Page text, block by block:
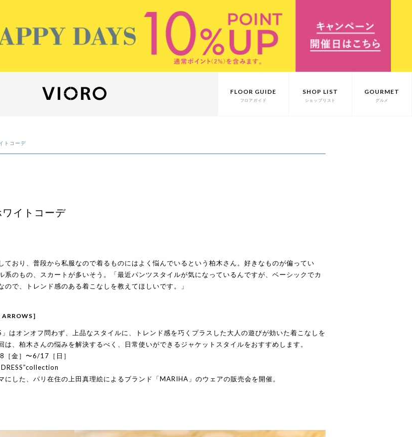
FLOOR GUIDE
フロアガイド
SHOP LIST
ショップリスト
GOURMET
グルメ
トコーデ
イトコーデ
ており、普段から私服なので着るものにはよく悩んでいるという柏木さん。好きなものが偏ってい
系のもの、スカートが多いそう。「最近パンツスタイルが気になっているんですが、ベーシックでカ
ので、トレンド感のある着こなしを教えてほしいです。」
］
」はオンオフ問わず、上品なスタイルに、トレンド感を巧くプラスした大人の遊びが効いた着こなしを
は、柏木さんの悩みを解決するべく、日常使いができるジャケットスタイルをおすすめします。
金］〜6/17［日］
にした、パリ在住の上田真理絵によるブランド「MARIHA」のウェアの販売会を開催。